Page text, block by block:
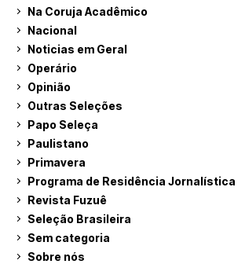
Na Coruja Acadêmico
Nacional
Noticias em Geral
Operário
Opinião
Outras Seleções
Papo Seleça
Paulistano
Primavera
Programa de Residência Jornalística
Revista Fuzuê
Seleção Brasileira
Sem categoria
Sobre nós